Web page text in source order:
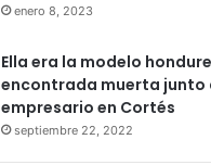
enero 8, 2023
Ella era la modelo
encontrada muerta junto
empresario en Cortés
septiembre 22, 2022